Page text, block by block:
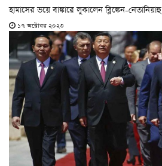
হামাসের ভয়ে বাঙ্কারে লুকালেন ব্লিঙ্কেন-নেতানিয়াহু
১৭ অক্টোবর ২০২৩